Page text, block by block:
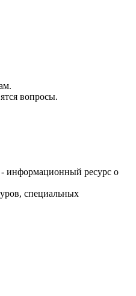
вопросы.
информационный ресурс о
специальных